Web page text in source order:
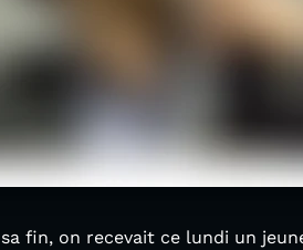
fin, on recevait ce lundi un